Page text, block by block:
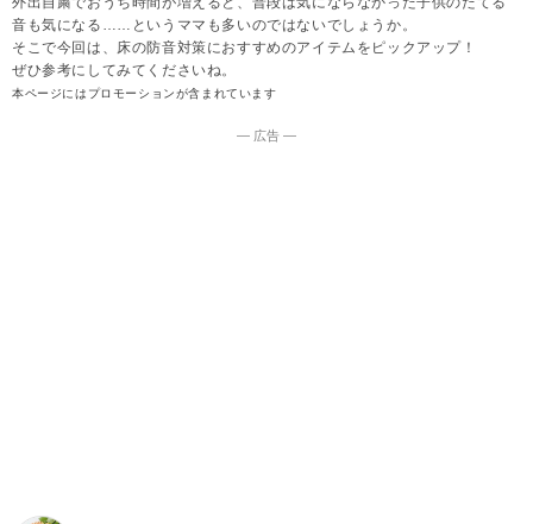
音も気になる……というママも多いのではないでしょうか。
そこで今回は、床の防音対策におすすめのアイテムをピックアップ！
ぜひ参考にしてみてくださいね。
本ページにはプロモーションが含まれています
― 広告 ―